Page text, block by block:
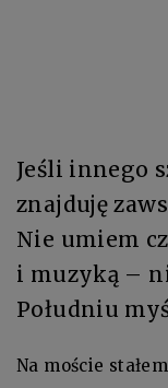
Jeśli innego
znajduję
Nie umiem
i muzyką –
Południu
Na moście stałem